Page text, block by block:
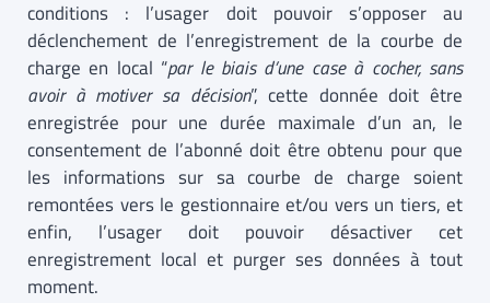
conditions : l’usager doit pouvoir s’opposer au
déclenchement de l’enregistrement de la courbe de
charge en local “par le biais d’une case à cocher, sans
avoir à motiver sa décision”, cette donnée doit être
enregistrée pour une durée maximale d’un an, le
consentement de l’abonné doit être obtenu pour que
les informations sur sa courbe de charge soient
remontées vers le gestionnaire et/ou vers un tiers, et
enfin, l’usager doit pouvoir désactiver cet
enregistrement local et purger ses données à tout
moment.